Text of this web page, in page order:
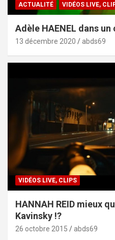
ACTUALITÉ VIDÉOS LIVE,
Adèle HAENEL dans
13 décembre 2020 abds69
VIDÉOS LIVE, CLIPS
HANNAH REID mieux
Kavinsky !?
26 octobre 2015 abds69